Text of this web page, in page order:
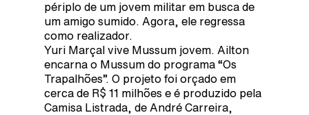
périplo de um jovem militar em busca de
um amigo sumido. Agora, ele regressa
como realizador.
Yuri Marçal vive Mussum jovem. Ailton
encarna o Mussum do programa “Os
Trapalhões”. O projeto foi orçado em
cerca de R$ 11 milhões e é produzido pela
Camisa Listrada, de André Carreira,